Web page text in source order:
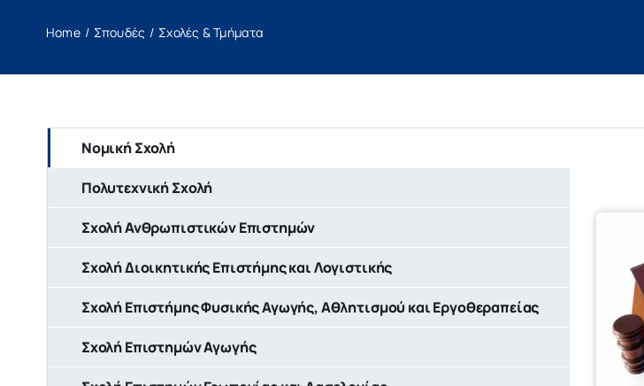
Home Σπουδές Σχολές & Τμήματα
Νομική Σχολή
Πολυτεχνική Σχολή
Σχολή Ανθρωπιστικών Επιστημών
Σχολή Διοικητικής Επιστήμης και Λογιστικής
Σχολή Επιστήμης Φυσικής Αγωγής, Αθλητισμού και Εργοθεραπείας
Σχολή Επιστημών Αγωγής